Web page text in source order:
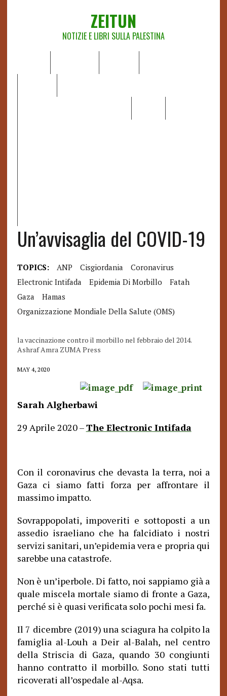
ZEITUN
NOTIZIE E LIBRI SULLA PALESTINA
Un’avvisaglia del COVID-19
TOPICS: ANP Cisgiordania
Coronavirus
Electronic Intifada
Epidemia Di Morbillo
Fatah
Gaza
Hamas
Organizzazione Mondiale Della Salute (OMS)
la vaccinazione contro il morbillo nel febbraio del 2014.
Ashraf Amra ZUMA Press
MAY 4, 2020
Sarah Algherbawi
29 Aprile 2020–The Electronic Intifada
Con il coronavirus che devasta la terra, noi a
Gaza ci siamo fatti forza per affrontare il
massimo impatto.
Sovrappopolati, impoveriti e sottoposti a un
assedio israeliano che ha falcidiato i nostri
servizi sanitari, un’epidemia vera e propria qui
sarebbe una catastrofe.
Non è un’iperbole. Di fatto, noi sappiamo già a
quale miscela mortale siamo di fronte a Gaza,
perché si è quasi verificata solo pochi mesi fa.
Il 7 dicembre (2019) una sciagura ha colpito la
famiglia al-Louh a Deir al-Balah, nel centro
della Striscia di Gaza, quando 30 congiunti
hanno contratto il morbillo. Sono stati tutti
ricoverati all’ospedale al-Aqsa.